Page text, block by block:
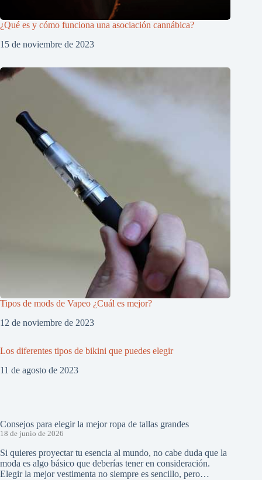
¿Qué es y cómo funciona una asociación cannábica?
15 de noviembre de 2023
Tipos de mods de Vapeo ¿Cuál es mejor?
12 de noviembre de 2023
Los diferentes tipos de bikini que puedes elegir
11 de agosto de 2023
Consejos para elegir la mejor ropa de tallas grandes
18 de junio de 2026
Si quieres proyectar tu esencia al mundo, no cabe duda que la
moda es algo básico que deberías tener en consideración.
Elegir la mejor vestimenta no siempre es sencillo, pero…